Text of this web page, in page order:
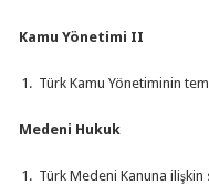
Kamu Yönetimi II
Türk Kamu Yönetiminin
Medeni Hukuk
Türk Medeni Kanuna